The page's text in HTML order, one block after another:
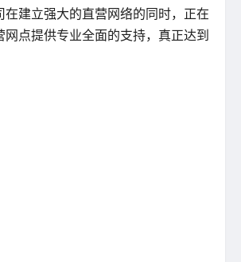
建立强大的直营网络的同时，正在
点提供专业全面的支持，真正达到